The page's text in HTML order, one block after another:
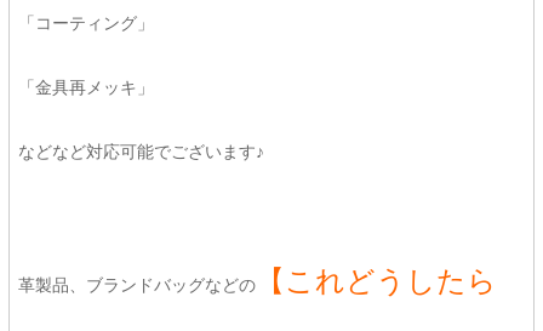
「コーティング」
「金具再メッキ」
などなど対応可能でございます♪
革製品、ブランドバッグなどの【これどうしたら